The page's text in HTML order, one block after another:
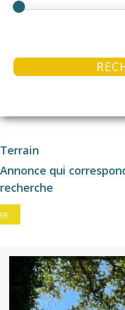
Terrain
Annonce qui
recherche